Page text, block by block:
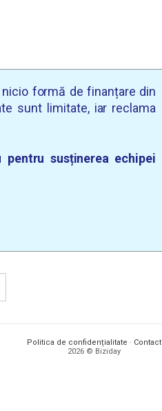
formă de finanțare din
sunt limitate, iar reclama
susținerea echipei
Politica de confidențialitate · Contact
2026 © Biziday